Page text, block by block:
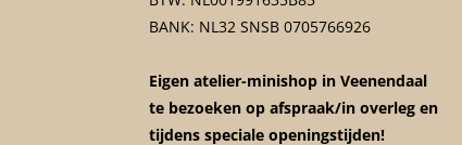
BANK: NL32 SNSB 0705766926
Eigen atelier-minishop in Veenendaal
te bezoeken op afspraak/in overleg en
tijdens speciale openingstijden!